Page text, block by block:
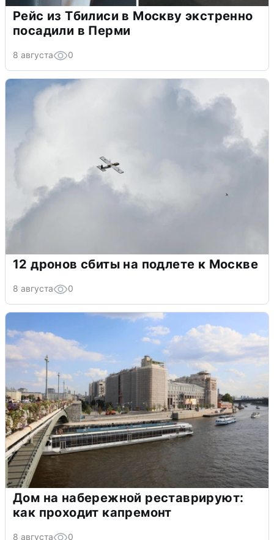
Рейс из Тбилиси в Москву экстренно
посадили в Перми
8 августа 0
12 дронов сбиты на подлете к Москве
8 августа 0
Дом на набережной реставрируют:
как проходит капремонт
8 августа 0